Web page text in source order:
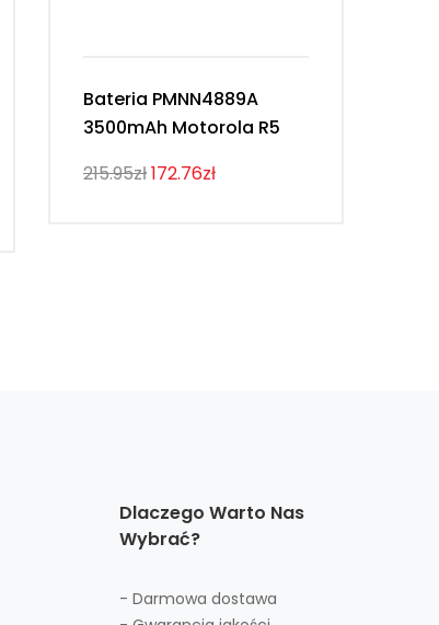
Bateria PMNN4889A
3500mAh Motorola R5
215.95zł172.76zł
Dlaczego Warto Nas
Wybrać?
- Darmowa dostawa